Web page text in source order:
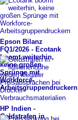
Epson Bilanz
FQ1/2026 - ​ Ecotank
boomt weiterhin,
keine großen
Sprünge mit
Workforce-
Arbeitsgruppendruckern
HP Indien -
Geldstrafen in